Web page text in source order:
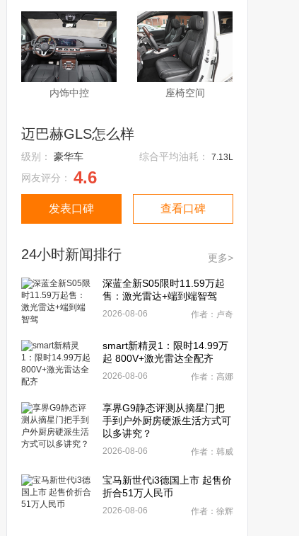
内饰中控 座椅空间
迈巴赫GLS怎么样
级别： 豪华车 综合平均油耗： 7.13L
网友评分： 4.6
发表口碑 查看口碑
24小时新闻排行 更多>
深蓝全新S05限时11.59万起
售：激光雷达+端到端智驾
2026-08-06 作者：卢奇
smart新精灵1：限时14.99万
起 800V+激光雷达全配齐
2026-08-06 作者：高娜
享界G9静态评测从摘星门把
手到户外厨房硬派生活方式可
以多讲究？
2026-08-06 作者：韩威
宝马新世代i3德国上市 起售价
折合51万人民币
2026-08-06 作者：徐辉